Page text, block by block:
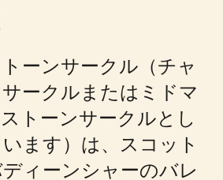
ーンサークル（チャ
ークルまたはミドマ
トーンサークルとし
ます）は、スコット
ィーンシャーのバレ